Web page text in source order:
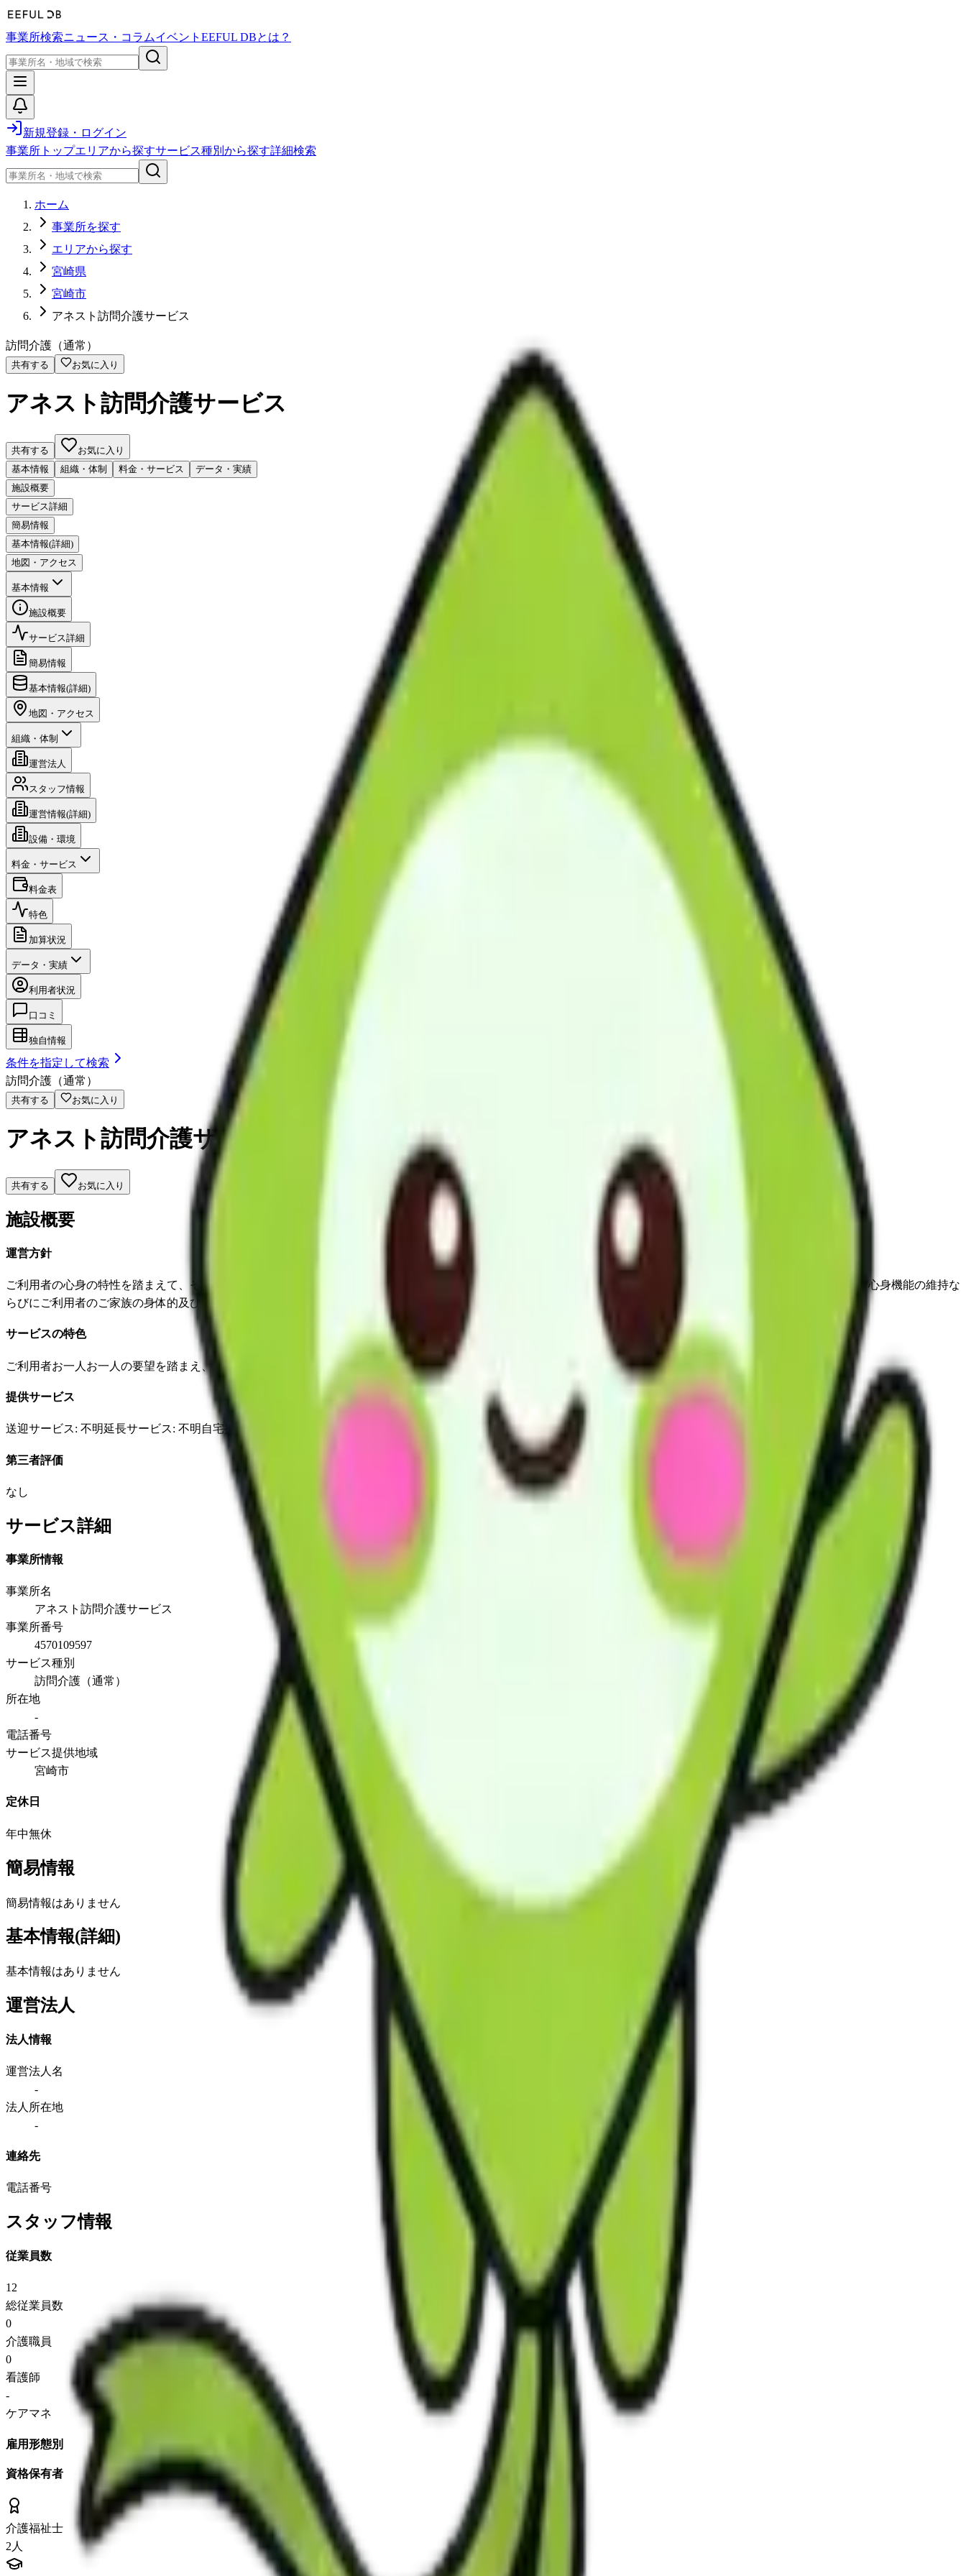
事業所検索ニュース・コラムイベント EEFUL DBとは？
新規登録・ログイン
事業所トップエリアから探すサービス種別から探す詳細検索
ホーム
事業所を探す
エリアから探す
宮崎県
宮崎市
アネスト訪問介護サービス
訪問介護（通常）
共有する お気に入り
アネスト訪問介護サービス
共有する
お気に入り
基本情報
組織・体制 料金・サービス
データ・実績
施設概要
サービス詳細
簡易情報
基本情報(詳細)
地図・アクセス
基本情報
施設概要
サービス詳細
簡易情報
基本情報(詳細)
地図・アクセス
組織・体制
運営法人
スタッフ情報
運営情報(詳細)
設備・環境
料金・サービス
料金表
特色
加算状況
データ・実績
利用者状況
口コミ
独自情報
条件を指定して検索
訪問介護（通常）
共有する お気に入り
アネスト訪問介護サービス
共有する お気に入り
施設概要
運営方針
ご利用者の心身の特性を踏まえて、その有する能力に応じた自立した日常生活が営むことができるよう、必要なサービス及び機能訓練を行う。社会的孤立感の解消及び心身機能の維持な
らびにご利用者のご家族の身体的及び精神的負担の軽減を図る。
サービスの特色
ご利用者お一人お一人の要望を踏まえ、理想とした生活を送れるようサポートします。
提供サービス
送迎サービス: 不明延長サービス: 不明 自宅援助
第三者評価
なし
サービス詳細
事業所情報
事業所名
アネスト訪問介護サービス
事業所番号
4570109597
サービス種別
訪問介護（通常）
所在地
-
電話番号
サービス提供地域
宮崎市
定休日
年中無休
簡易情報
簡易情報はありません
基本情報(詳細)
基本情報はありません
運営法人
法人情報
運営法人名
-
法人所在地
-
連絡先
電話番号
スタッフ情報
従業員数
12
総従業員数
0
介護職員
0
看護師
-
ケアマネ
雇用形態別
資格保有者
介護福祉士
2 人